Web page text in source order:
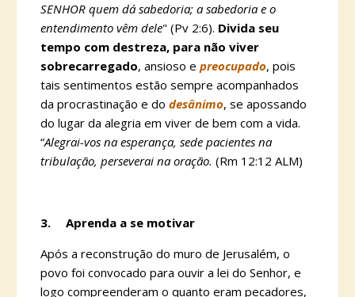
SENHOR quem dá sabedoria; a sabedoria e o
entendimento vêm dele" (Pv 2:6). Divida seu
tempo com destreza, para não viver
sobrecarregado, ansioso e preocupado, pois
tais sentimentos estão sempre acompanhados
da procrastinação e do desânimo, se apossando
do lugar da alegria em viver de bem com a vida.
“Alegrai-vos na esperança, sede pacientes na
tribulação, perseverai na oração. (Rm 12:12 ALM)
3.
Aprenda a se motivar
Após a reconstrução do muro de Jerusalém, o
povo foi convocado para ouvir a lei do Senhor, e
logo compreenderam o quanto eram pecadores,